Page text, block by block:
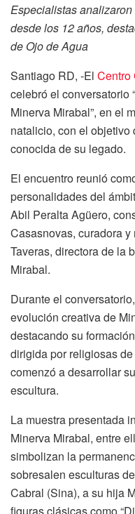
Especialistas
desde los 12 años,
de Ojo de Agua
Santiago RD, -El Centro
celebró el conversatorio
Minerva Mirabal”, en el
natalicio, con el objetivo
conocida de su legado.
El encuentro reunió
personalidades del
Abil Peralta Agüero,
Casasnovas, curadora
Taveras, directora de la
Mirabal.
Durante el
evolución creativa de
destacando su
dirigida por religiosas
comenzó a desarrollar
escultura.
La muestra presentada
Minerva Mirabal, entre
simbolizan la
sobresalen esculturas
Cabral (Sina), a su hija
figuras clásicas como